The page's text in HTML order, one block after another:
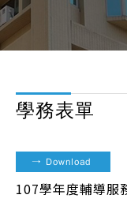
學務表單
→ Download
107學年度輔導服